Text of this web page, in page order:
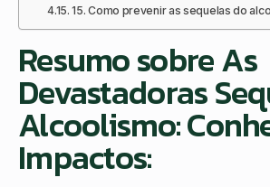
15. Como prevenir as sequelas do
Resumo sobre As
Devastadoras
Alcoolismo:
Impactos: